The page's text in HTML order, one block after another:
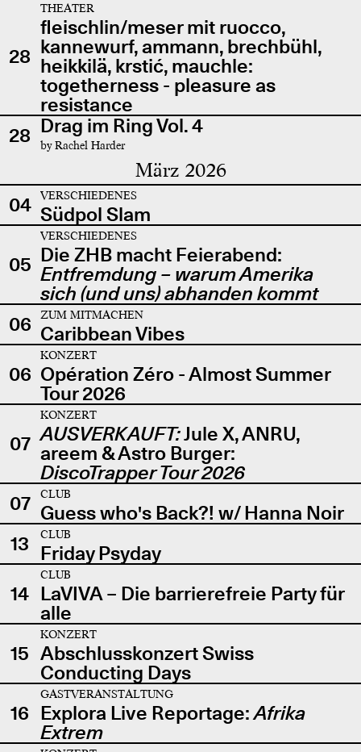
28
THEATER
fleischlin/meser mit ruocco,
kannewurf, ammann, brechbühl,
heikkilä, krstić, mauchle:
togetherness - pleasure as
resistance
28 Drag im Ring Vol. 4
by Rachel Harder
März 2026
04 VERSCHIEDENES
Südpol Slam
05
VERSCHIEDENES
Die ZHB macht Feierabend:
Entfremdung – warum Amerika
sich (und uns) abhanden kommt
06
ZUM MITMACHEN
Caribbean Vibes
06
KONZERT
Opération Zéro - Almost Summer
Tour 2026
07
KONZERT
AUSVERKAUFT:Jule X, ANRU,
areem & Astro Burger:
DiscoTrapper Tour 2026
07
CLUB
Guess who's Back?! w/ Hanna Noir
13
CLUB
Friday Psyday
14
CLUB
LaVIVA – Die barrierefreie Party für
alle
15
KONZERT
Abschlusskonzert Swiss
Conducting Days
16
GASTVERANSTALTUNG
Explora Live Reportage:Afrika
Extrem